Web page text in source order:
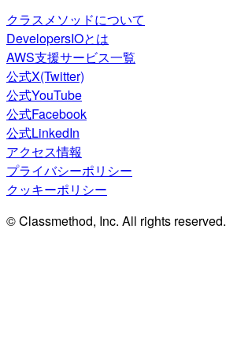
クラスメソッドについて
DevelopersIOとは
AWS支援サービス一覧
公式X(Twitter)
公式YouTube
公式Facebook
公式LinkedIn
アクセス情報
プライバシーポリシー
クッキーポリシー
© Classmethod, Inc. All rights reserved.